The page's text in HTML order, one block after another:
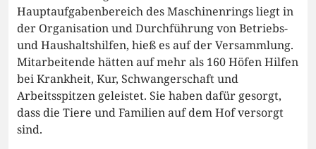
Hauptaufgabenbereich des Maschinenrings liegt in
der Organisation und Durchführung von Betriebs-
und Haushaltshilfen, hieß es auf der Versammlung.
Mitarbeitende hätten auf mehr als 160 Höfen Hilfen
bei Krankheit, Kur, Schwangerschaft und
Arbeitsspitzen geleistet. Sie haben dafür gesorgt,
dass die Tiere und Familien auf dem Hof versorgt
sind.